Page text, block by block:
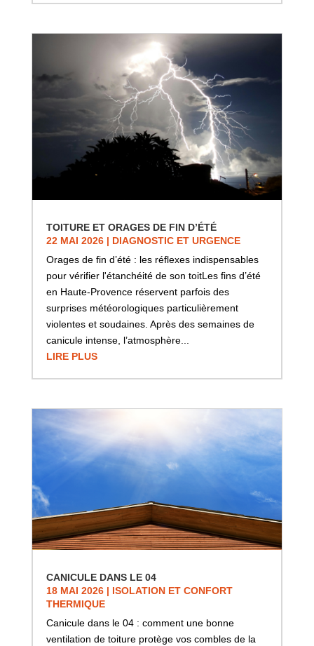
TOITURE ET ORAGES DE FIN D’ÉTÉ
22 MAI 2026| DIAGNOSTIC ET URGENCE
Orages de fin d’été : les réflexes indispensables
pour vérifier l'étanchéité de son toitLes fins d’été
en Haute-Provence réservent parfois des
surprises météorologiques particulièrement
violentes et soudaines. Après des semaines de
canicule intense, l’atmosphère...
LIRE PLUS
CANICULE DANS LE 04
18 MAI 2026| ISOLATION ET CONFORT
THERMIQUE
Canicule dans le 04 : comment une bonne
ventilation de toiture protège vos combles de la